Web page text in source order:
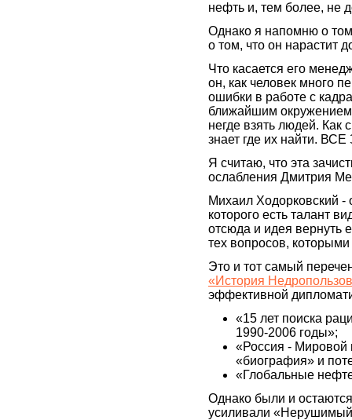
нефть и, тем более, не
Однако я напомню о
о том, что он нарастит
Что касается его
он, как человек много
ошибки в работе с
ближайшим
негде взять людей.
знает где их найти.
Я считаю, что эта
ослабления Дмитрия
Михаил Ходорковский -
которого есть талант
отсюда и идея вернуть
тех вопросов,
Это и тот самый
«История
эффективной
«15 лет поиска
1990-2006 годы»;
«Россия - Мировой
«биография» и
«Глобальные
Однако были и
усиливали «Нерушимый